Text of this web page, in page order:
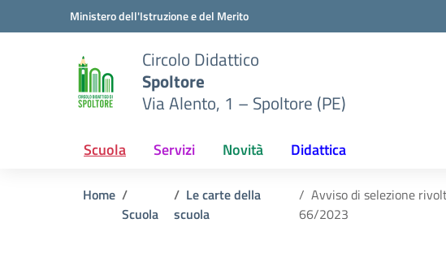
Vai ai contenuti
Vai al menu di navigazioneMinistero dell'Istruzione e del Merito
Circolo Didattico
Spoltore
Via Alento, 1 – Spoltore (PE)
Scuola Servizi Novità Didattica
Home
Scuola
Le carte della
scuola
Avviso di selezione
66/2023